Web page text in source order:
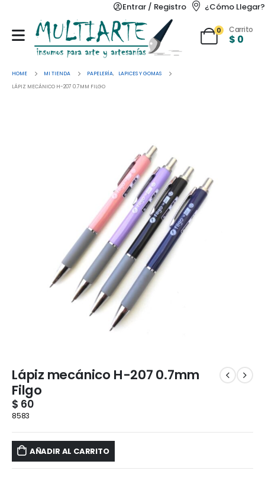
Entrar / Registro ¿Cómo Llegar?
0 Carrito
$ 0
HOME MI TIENDA PAPELERÍA,
LAPICES Y GOMAS
LÁPIZ MECÁNICO H-207 0.7MM FILGO
Lápiz mecánico H-207 0.7mm
Filgo
$ 60
8583
AÑADIR AL CARRITO